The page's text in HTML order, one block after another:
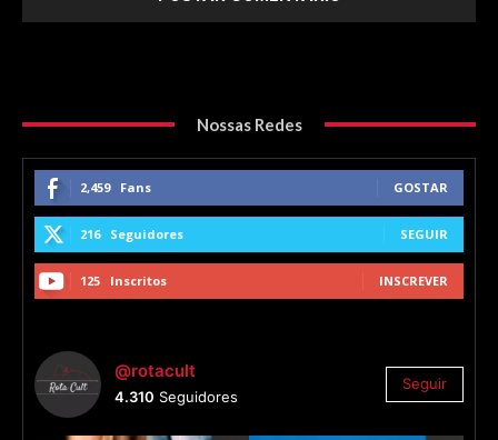
Nossas Redes
2,459 Fans GOSTAR
216 Seguidores SEGUIR
125 Inscritos INSCREVER
@rotacult
4.310 Seguidores
Seguir